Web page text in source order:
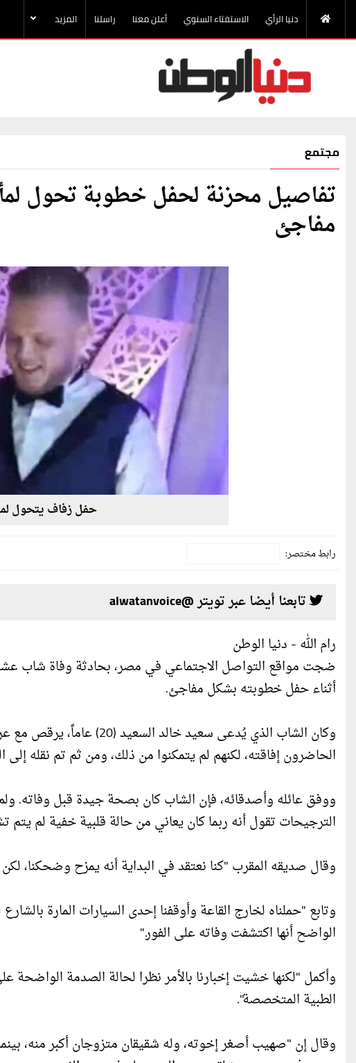
دنيا الرأي الاستفتاء السنوي أعلن معنا راسلنا المزيد
مجتمع
تفاصيل محزنة لحفل خطوبة تحول
مفاجئ
حفل زفاف يتحول
رابط مختصر:
تابعنا أيضا عبر تويتر @alwatanvoice
رام الله - دنيا الوطن
ضجت مواقع التواصل الاجتماعي في مصر، بحادثة وفاة شاب
أثناء حفل خطوبته بشكل مفاجئ.
وكان الشاب الذي يُدعى
الحاضرون إفاقته، لكنهم لم يتمكنوا من ذلك، ومن ثم تم نقله
ووفق عائله وأصدقائه، فإن الشاب كان بصحة جيدة قبل وفاته.
الترجيحات تقول أنه ربما كان يعاني من حالة قلبية خفية لم
وقال صديقه المقرب "كنا نعتقد في البداية أنه يمزح وضحكنا،
وتابع "حملناه لخارج القاعة وأوقفنا إحدى السيارات المارة
الواضح أنها اكتشفت وفاته على الفور."
وأكمل "لكنها خشيت إخبارنا بالأمر نظرا لحالة الصدمة
الطبية المتخصصة".
وقال إن "صهيب أصغر إخوته، وله شقيقان متزوجان أكبر منه،